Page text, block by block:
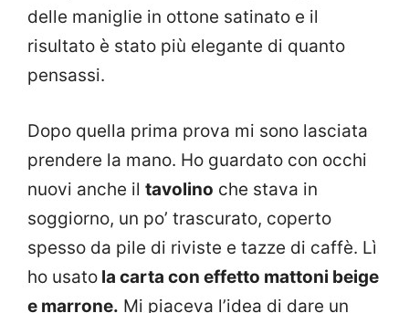
delle maniglie in ottone satinato e il
risultato è stato più elegante di quanto
pensassi.
Dopo quella prima prova mi sono lasciata
prendere la mano. Ho guardato con occhi
nuovi anche il tavolino che stava in
soggiorno, un po’ trascurato, coperto
spesso da pile di riviste e tazze di caffè. Lì
ho usato la carta con effetto mattoni beige
e marrone. Mi piaceva l’idea di dare un